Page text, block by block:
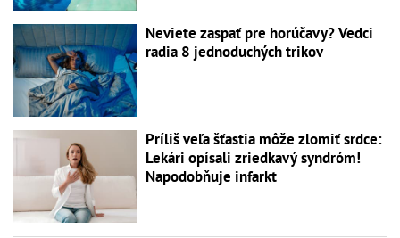
Neviete zaspať pre horúčavy? Vedci
radia 8 jednoduchých trikov
Príliš veľa šťastia môže zlomiť srdce:
Lekári opísali zriedkavý syndróm!
Napodobňuje infarkt